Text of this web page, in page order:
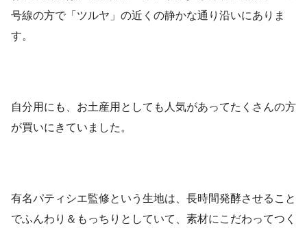
号線の方で「ツルヤ」の近くの静かな通り沿いにありま
す。
自分用にも、お土産用としても人気があってたくさんの方
が買いにきていました。
有名パティシエ監修という生地は、長時間発酵させること
でふんわり＆もっちりとしていて、素材にこだわってつく